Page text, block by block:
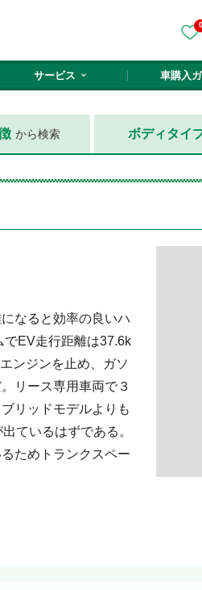
0
サービス 車購入
から検索 ボディタイ
なると効率の良いハ
EV走行距離は37.6k
ンジンを止め、ガソ
リース専用車両で３
リッドモデルよりも
ているはずである。
ためトランクスペー